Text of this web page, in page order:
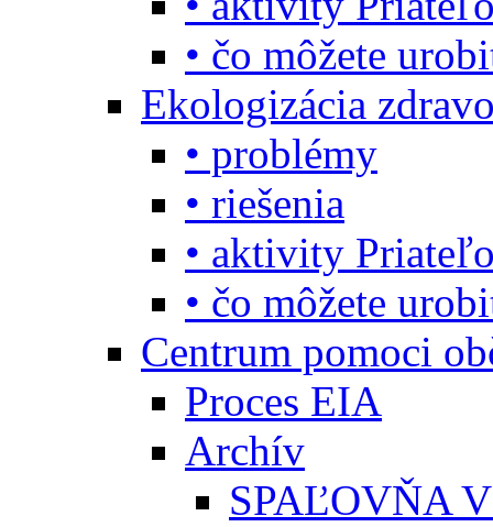
• čo môžete
Ekologizácia
• problémy
• riešenia
• aktivity
• čo môžete
Centrum pomoci
Proces EIA
Archív
SPAĽOVŇA